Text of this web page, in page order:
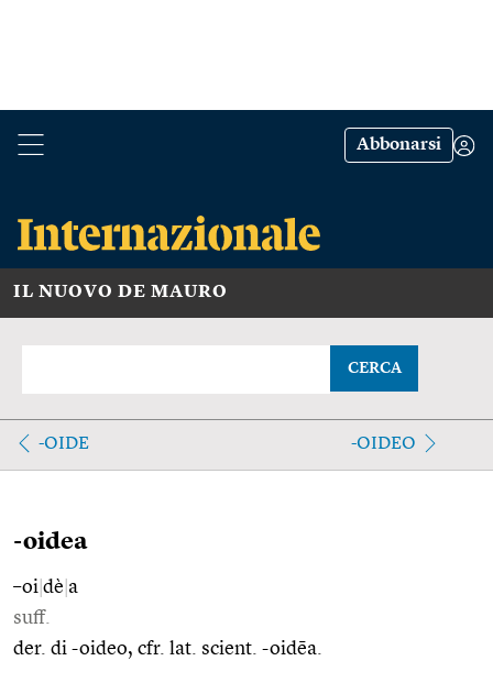
Abbonarsi
IL NUOVO DE MAURO
CERCA
-OIDE -OIDEO
-oidea
–oi dè a
suff.
der. di -oideo, cfr. lat. scient. -oidēa.